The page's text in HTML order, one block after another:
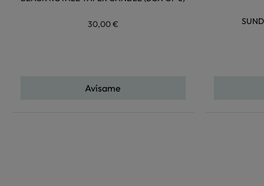
30,00 €
Avísame